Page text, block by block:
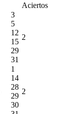
Aciertos
3
5
12
15
29
31
2
1
14
28
29
30
2